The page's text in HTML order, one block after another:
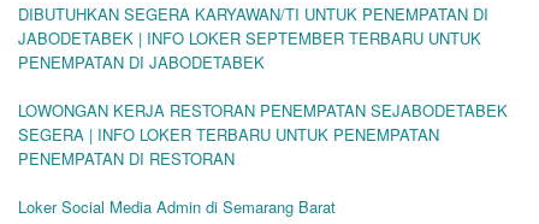
DIBUTUHKAN SEGERA KARYAWAN/TI UNTUK PENEMPATAN DI
JABODETABEK | INFO LOKER SEPTEMBER TERBARU UNTUK
PENEMPATAN DI JABODETABEK
LOWONGAN KERJA RESTORAN PENEMPATAN SEJABODETABEK
SEGERA | INFO LOKER TERBARU UNTUK PENEMPATAN
PENEMPATAN DI RESTORAN
Loker Social Media Admin di Semarang Barat